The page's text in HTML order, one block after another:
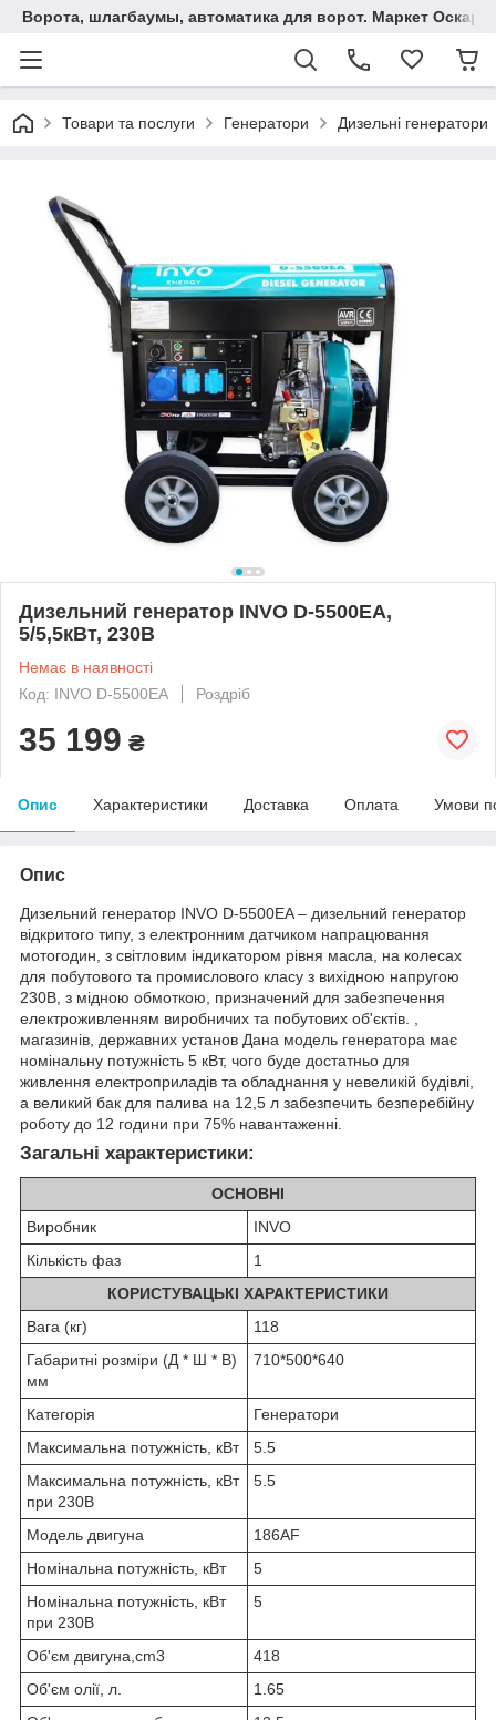
Ворота, шлагбаумы, автоматика для ворот. Маркет Оскар.
Товари та послуги Генератори Дизельні генератори
Дизельний генератор INVO D-5500EA,
5/5,5кВт, 230В
Немає в наявності
Код: INVO D-5500EA
Роздріб
35 199 ₴
Опис Характеристики Доставка Оплата Умови
Опис
Дизельний генератор INVO D-5500EA – дизельний генератор
відкритого типу, з електронним датчиком напрацювання
мотогодин, з світловим індикатором рівня масла, на колесах
для побутового та промислового класу з вихідною напругою
230В, з мідною обмоткою, призначений для забезпечення
електроживленням виробничих та побутових об'єктів. ,
магазинів, державних установ Дана модель генератора має
номінальну потужність 5 кВт, чого буде достатньо для
живлення електроприладів та обладнання у невеликій будівлі,
а великий бак для палива на 12,5 л забезпечить безперебійну
роботу до 12 години при 75% навантаженні.
Загальні характеристики:
ОСНОВНІ
Виробник
INVO
Кількість фаз
1
КОРИСТУВАЦЬКІ ХАРАКТЕРИСТИКИ
Вага (кг)
118
Габаритні розміри (Д * Ш * В)
мм
710*500*640
Категорія
Генератори
Максимальна потужність, кВт
5.5
Максимальна потужність, кВт
при 230В
5.5
Модель двигуна
186AF
Номінальна потужність, кВт
5
Номінальна потужність, кВт
при 230В
5
Об'єм двигуна,cm3
418
Об'єм олії, л.
1.65